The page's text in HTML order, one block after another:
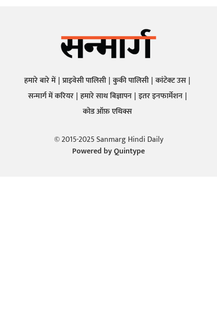
हमारे बारे में प्राइवेसी पालिसी कुकी पालिसी कांटेक्ट उस
सन्मार्ग में करियर हमारे साथ बिज्ञापन इतर इनफार्मेशन
कोड ऑफ़ एथिक्स
© 2015-2025 Sanmarg Hindi Daily
Powered byQuintype